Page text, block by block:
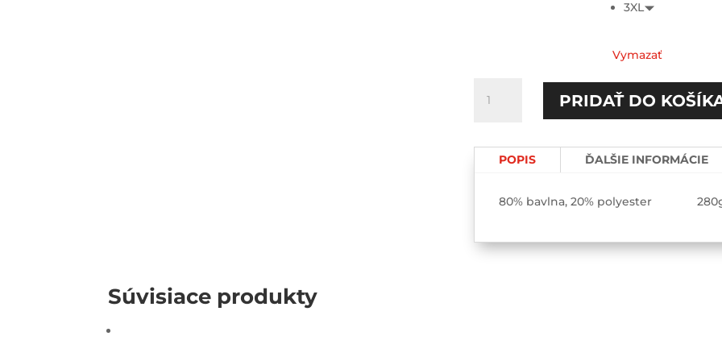
3XL
Vymazať
Povedz
cicať
mikiny
PRIDAŤ DO
POPIS ĎALŠIE INFORMÁCIE
80% bavlna, 20% polyester
Súvisiace produkty